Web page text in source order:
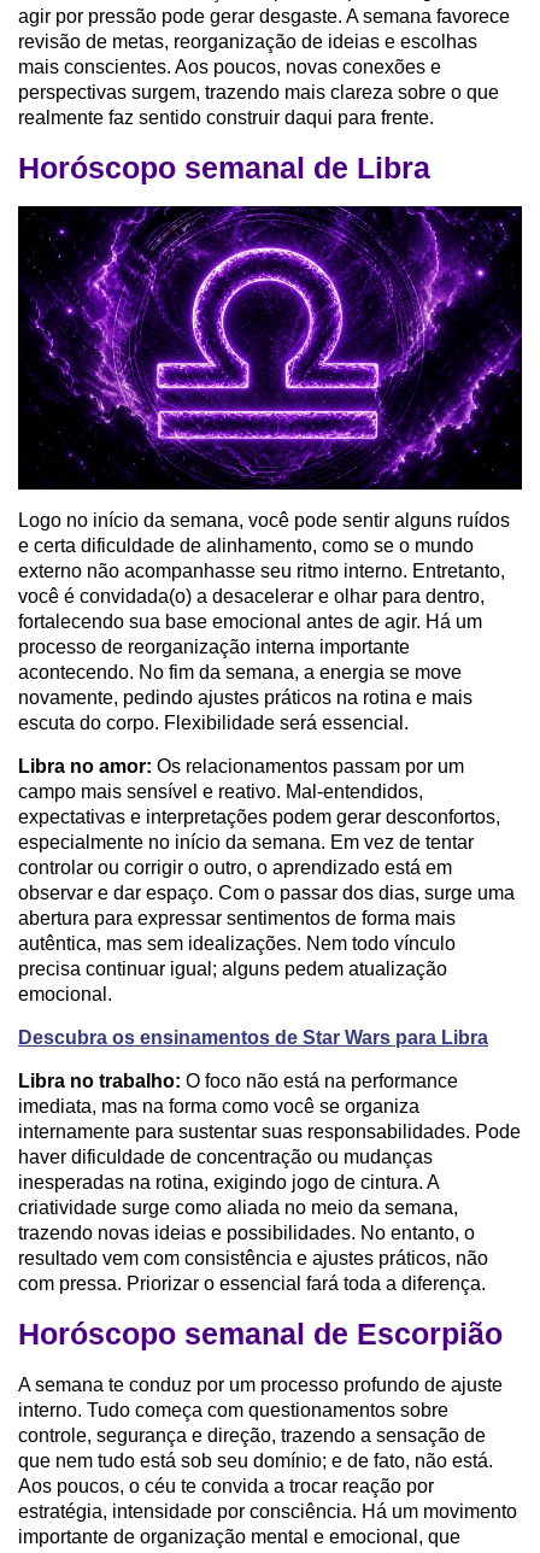
agir por pressão pode gerar desgaste. A semana favorece
revisão de metas, reorganização de ideias e escolhas
mais conscientes. Aos poucos, novas conexões e
perspectivas surgem, trazendo mais clareza sobre o que
realmente faz sentido construir daqui para frente.
Horóscopo semanal de Libra
Logo no início da semana, você pode sentir alguns ruídos
e certa dificuldade de alinhamento, como se o mundo
externo não acompanhasse seu ritmo interno. Entretanto,
você é convidada(o) a desacelerar e olhar para dentro,
fortalecendo sua base emocional antes de agir. Há um
processo de reorganização interna importante
acontecendo. No fim da semana, a energia se move
novamente, pedindo ajustes práticos na rotina e mais
escuta do corpo. Flexibilidade será essencial.
Libra no amor: Os relacionamentos passam por um
campo mais sensível e reativo. Mal-entendidos,
expectativas e interpretações podem gerar desconfortos,
especialmente no início da semana. Em vez de tentar
controlar ou corrigir o outro, o aprendizado está em
observar e dar espaço. Com o passar dos dias, surge uma
abertura para expressar sentimentos de forma mais
autêntica, mas sem idealizações. Nem todo vínculo
precisa continuar igual; alguns pedem atualização
emocional.
Descubra os ensinamentos de Star Wars para Libra
Libra no trabalho: O foco não está na performance
imediata, mas na forma como você se organiza
internamente para sustentar suas responsabilidades. Pode
haver dificuldade de concentração ou mudanças
inesperadas na rotina, exigindo jogo de cintura. A
criatividade surge como aliada no meio da semana,
trazendo novas ideias e possibilidades. No entanto, o
resultado vem com consistência e ajustes práticos, não
com pressa. Priorizar o essencial fará toda a diferença.
Horóscopo semanal de Escorpião
A semana te conduz por um processo profundo de ajuste
interno. Tudo começa com questionamentos sobre
controle, segurança e direção, trazendo a sensação de
que nem tudo está sob seu domínio; e de fato, não está.
Aos poucos, o céu te convida a trocar reação por
estratégia, intensidade por consciência. Há um movimento
importante de organização mental e emocional, que